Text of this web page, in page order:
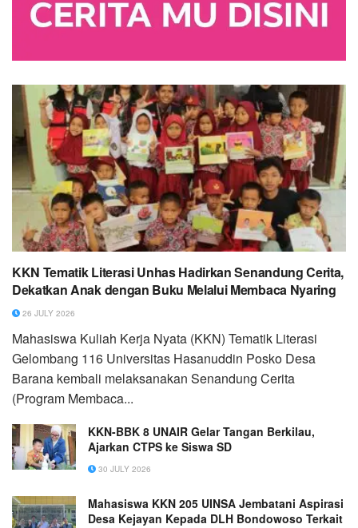
KKN Tematik Literasi Unhas Hadirkan Senandung Cerita,
Dekatkan Anak dengan Buku Melalui Membaca Nyaring
26 JULY 2026
Mahasiswa Kuliah Kerja Nyata (KKN) Tematik Literasi
Gelombang 116 Universitas Hasanuddin Posko Desa
Barana kembali melaksanakan Senandung Cerita
(Program Membaca...
KKN-BBK 8 UNAIR Gelar Tangan Berkilau,
Ajarkan CTPS ke Siswa SD
30 JULY 2026
Mahasiswa KKN 205 UINSA Jembatani Aspirasi
Desa Kejayan Kepada DLH Bondowoso Terkait